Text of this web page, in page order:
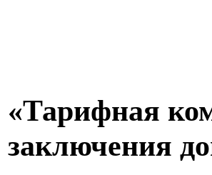
«Тарифная
заключения